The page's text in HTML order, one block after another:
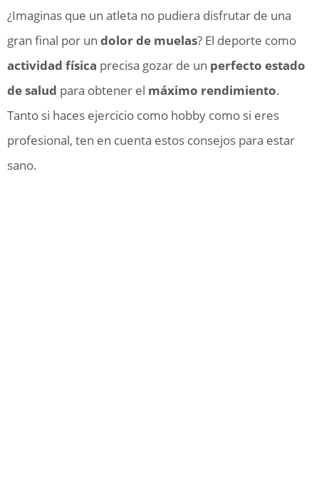
¿Imaginas que un atleta no pudiera disfrutar de una
gran final por un dolor de muelas? El deporte como
actividad física precisa gozar de un perfecto estado
de salud para obtener el máximo rendimiento.
Tanto si haces ejercicio como hobby como si eres
profesional, ten en cuenta estos consejos para estar
sano.